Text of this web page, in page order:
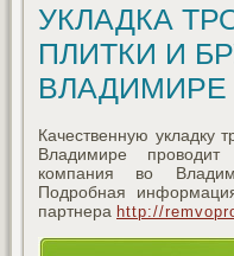
УКЛАДКА
ПЛИТКИ И
ВЛАДИМИРЕ
Качественную укладку
Владимире
компания во
Подробная
партнера http://